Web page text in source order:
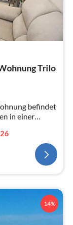
Trilo
befindet
in einer
schnell
14%